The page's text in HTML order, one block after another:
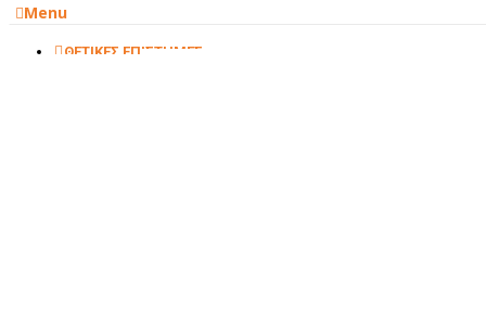
Menu
ΘΕΤΙΚΕΣ ΕΠΙΣΤΗΜΕΣ